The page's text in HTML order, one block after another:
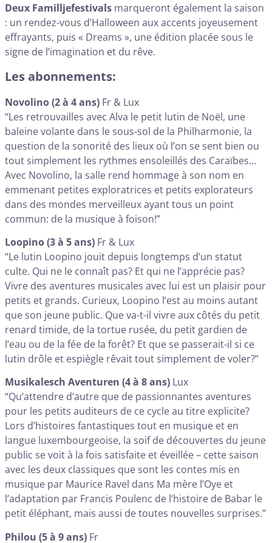
Deux Familljefestivals marqueront également la saison
: un rendez-vous d’Halloween aux accents joyeusement
effrayants, puis « Dreams », une édition placée sous le
signe de l’imagination et du rêve.
Les abonnements:
Novolino (2 à 4 ans) Fr & Lux
“Les retrouvailles avec Alva le petit lutin de Noël, une
baleine volante dans le sous-sol de la Philharmonie, la
question de la sonorité des lieux où l’on se sent bien ou
tout simplement les rythmes ensoleillés des Caraïbes…
Avec Novolino, la salle rend hommage à son nom en
emmenant petites exploratrices et petits explorateurs
dans des mondes merveilleux ayant tous un point
commun: de la musique à foison!”
Loopino (3 à 5 ans) Fr & Lux
“Le lutin Loopino jouit depuis longtemps d’un statut
culte. Qui ne le connaît pas? Et qui ne l’apprécie pas?
Vivre des aventures musicales avec lui est un plaisir pour
petits et grands. Curieux, Loopino l’est au moins autant
que son jeune public. Que va-t-il vivre aux côtés du petit
renard timide, de la tortue rusée, du petit gardien de
l’eau ou de la fée de la forêt? Et que se passerait-il si ce
lutin drôle et espiègle rêvait tout simplement de voler?”
Musikalesch Aventuren (4 à 8 ans) Lux
“Qu’attendre d’autre que de passionnantes aventures
pour les petits auditeurs de ce cycle au titre explicite?
Lors d’histoires fantastiques tout en musique et en
langue luxembourgeoise, la soif de découvertes du jeune
public se voit à la fois satisfaite et éveillée – cette saison
avec les deux classiques que sont les contes mis en
musique par Maurice Ravel dans Ma mère l’Oye et
l’adaptation par Francis Poulenc de l’histoire de Babar le
petit éléphant, mais aussi de toutes nouvelles surprises.”
Philou (5 à 9 ans) Fr